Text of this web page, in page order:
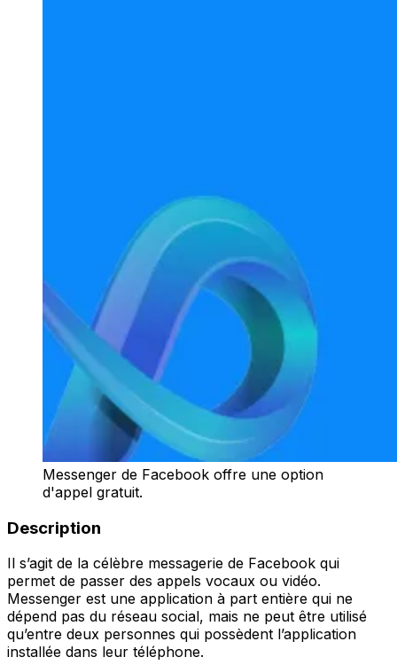
Messenger de Facebook offre une option
d'appel gratuit.
Description
Il s’agit de la célèbre messagerie de Facebook qui
permet de passer des appels vocaux ou vidéo.
Messenger est une application à part entière qui ne
dépend pas du réseau social, mais ne peut être utilisé
qu’entre deux personnes qui possèdent l’application
installée dans leur téléphone.